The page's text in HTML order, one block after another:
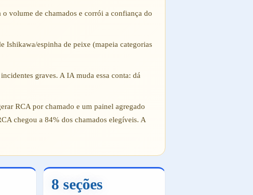
volume de chamados e corrói a confiança do
Ishikawa/espinha de peixe (mapeia categorias
graves. A IA muda essa conta: dá
RCA por chamado e um painel agregado
chegou a 84% dos chamados elegíveis. A
8 seções